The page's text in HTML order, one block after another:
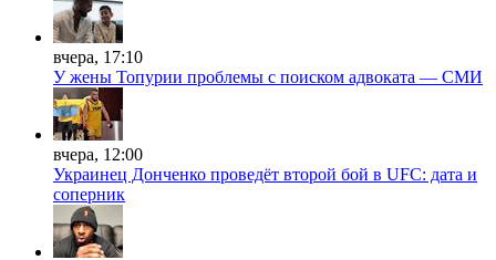
вчера, 17:10
У жены Топурии проблемы с поиском адвоката — СМИ
вчера, 12:00
Украинец Донченко проведёт второй бой в UFC: дата и
соперник